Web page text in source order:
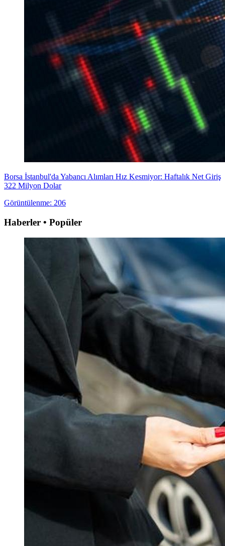
Borsa İstanbul'da Yabancı Alımları Hız Kesmiyor: Haftalık Net Giriş
322 Milyon Dolar
Görüntülenme: 206
Haberler • Popüler